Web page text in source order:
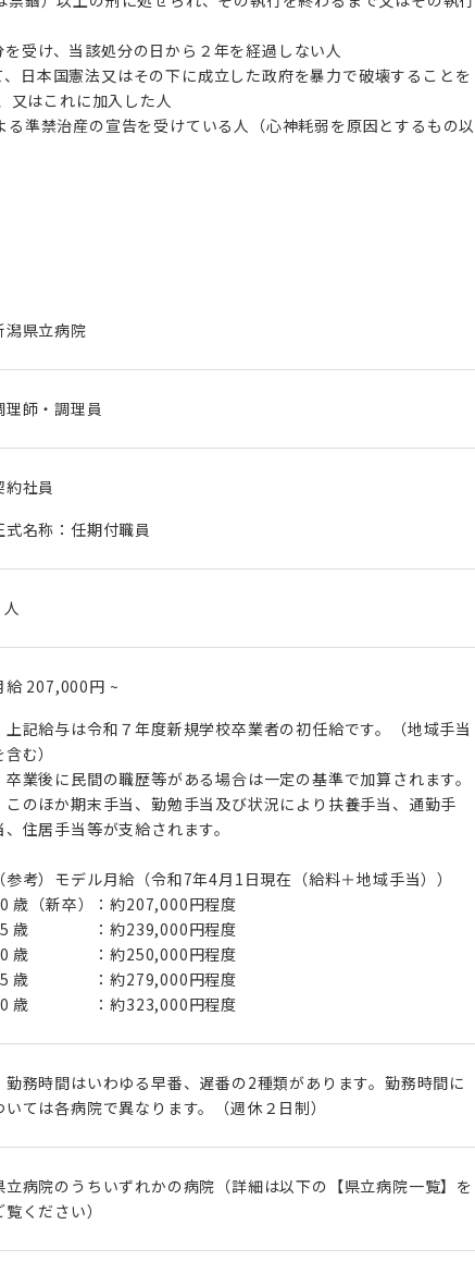
受け、当該処分の日から２年を経過しない人
日本国憲法又はその下に成立した政府を暴力で破壊することを
又はこれに加入した人
準禁治産の宣告を受けている人（心神耗弱を原因とするもの以
潟県立病院
理師・調理員
約社員
式名称：任期付職員
給 207,000円 ~
上記給与は令和７年度新規学校卒業者の初任給です。（地域手当
含む）
卒業後に民間の職歴等がある場合は一定の基準で加算されます。
このほか期末手当、勤勉手当及び状況により扶養手当、通勤手
、住居手当等が支給されます。
（参考）モデル月給（令和7年4月1日現在（給料＋地域手当））
歳（新卒）：約207,000円程度
歳 ：約239,000円程度
歳 ：約250,000円程度
歳 ：約279,000円程度
歳 ：約323,000円程度
勤務時間はいわゆる早番、遅番の2種類があります。勤務時間に
いては各病院で異なります。（週休２日制）
立病院のうちいずれかの病院（詳細は以下の【県立病院一覧】を
覧ください）